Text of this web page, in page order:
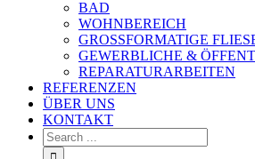
BAD
WOHNBEREICH
GROSSFORMATIGE
GEWERBLICHE &
REPARATURARBEITEN
REFERENZEN
ÜBER UNS
KONTAKT
Search
for: